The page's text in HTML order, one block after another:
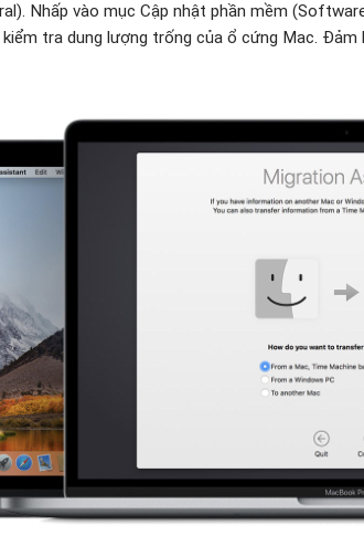
Nhấp vào mục Cập nhật phần mềm
kiểm tra dung lượng trống của ổ cứng Mac.